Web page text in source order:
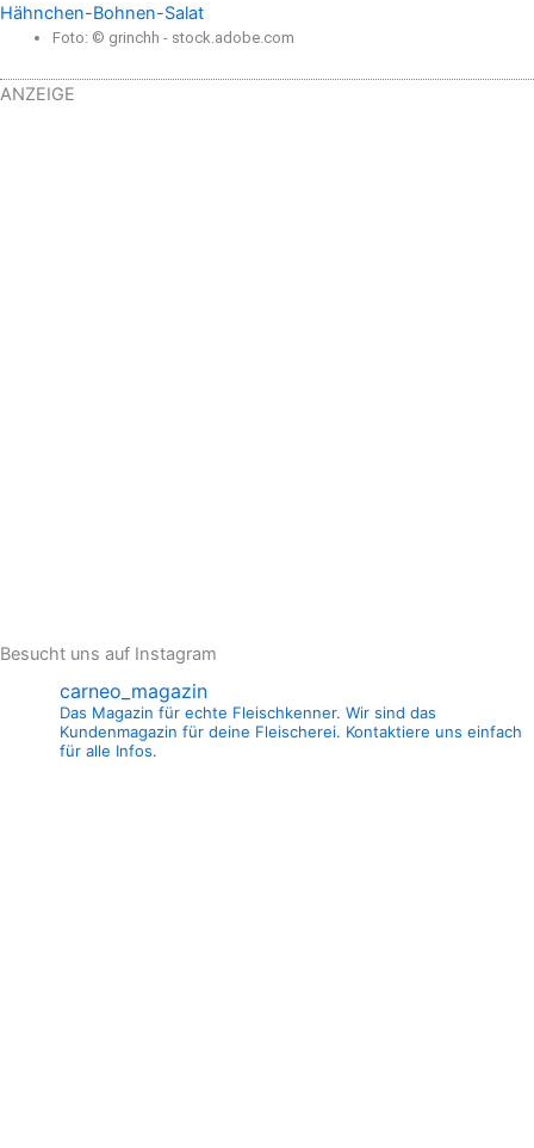
Hähnchen-Bohnen-Salat
Foto: © grinchh - stock.adobe.com
ANZEIGE
Besucht uns auf Instagram
carneo_magazin
Das Magazin für echte Fleischkenner. Wir sind das
Kundenmagazin für deine Fleischerei. Kontaktiere uns einfach
für alle Infos.